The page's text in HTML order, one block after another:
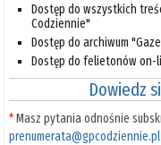
Dostęp do wszystkich
Codziennie"
Dostęp do archiwum
Dostęp do felietonów on-
Dowiedz
*Masz pytania odnośnie
prenumerata@gpcodziennie.pl